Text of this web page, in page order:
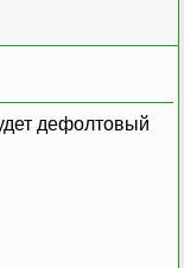
дефолтовый